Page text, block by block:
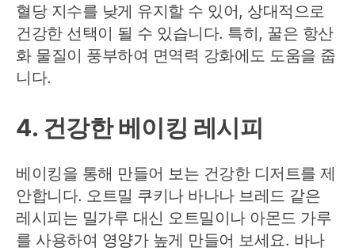
혈당 지수를 낮게 유지할 수 있어, 상대적으로
건강한 선택이 될 수 있습니다. 특히, 꿀은 항산
화 물질이 풍부하여 면역력 강화에도 도움을 줍
니다.
4. 건강한 베이킹 레시피
베이킹을 통해 만들어 보는 건강한 디저트를 제
안합니다. 오트밀 쿠키나 바나나 브레드 같은
레시피는 밀가루 대신 오트밀이나 아몬드 가루
를 사용하여 영양가 높게 만들어 보세요. 바나